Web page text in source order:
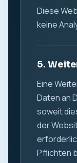
Diese
keine
5.
Eine
Daten an
soweit
der
Pflichten